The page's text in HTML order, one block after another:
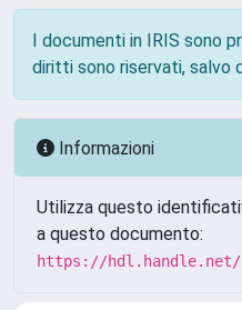
I documenti in IRIS sono
diritti sono riservati, salvo
Informazioni
Utilizza questo
a questo documento:
https://hdl.handle.net/